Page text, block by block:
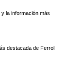
la información más
destacada de Ferrol